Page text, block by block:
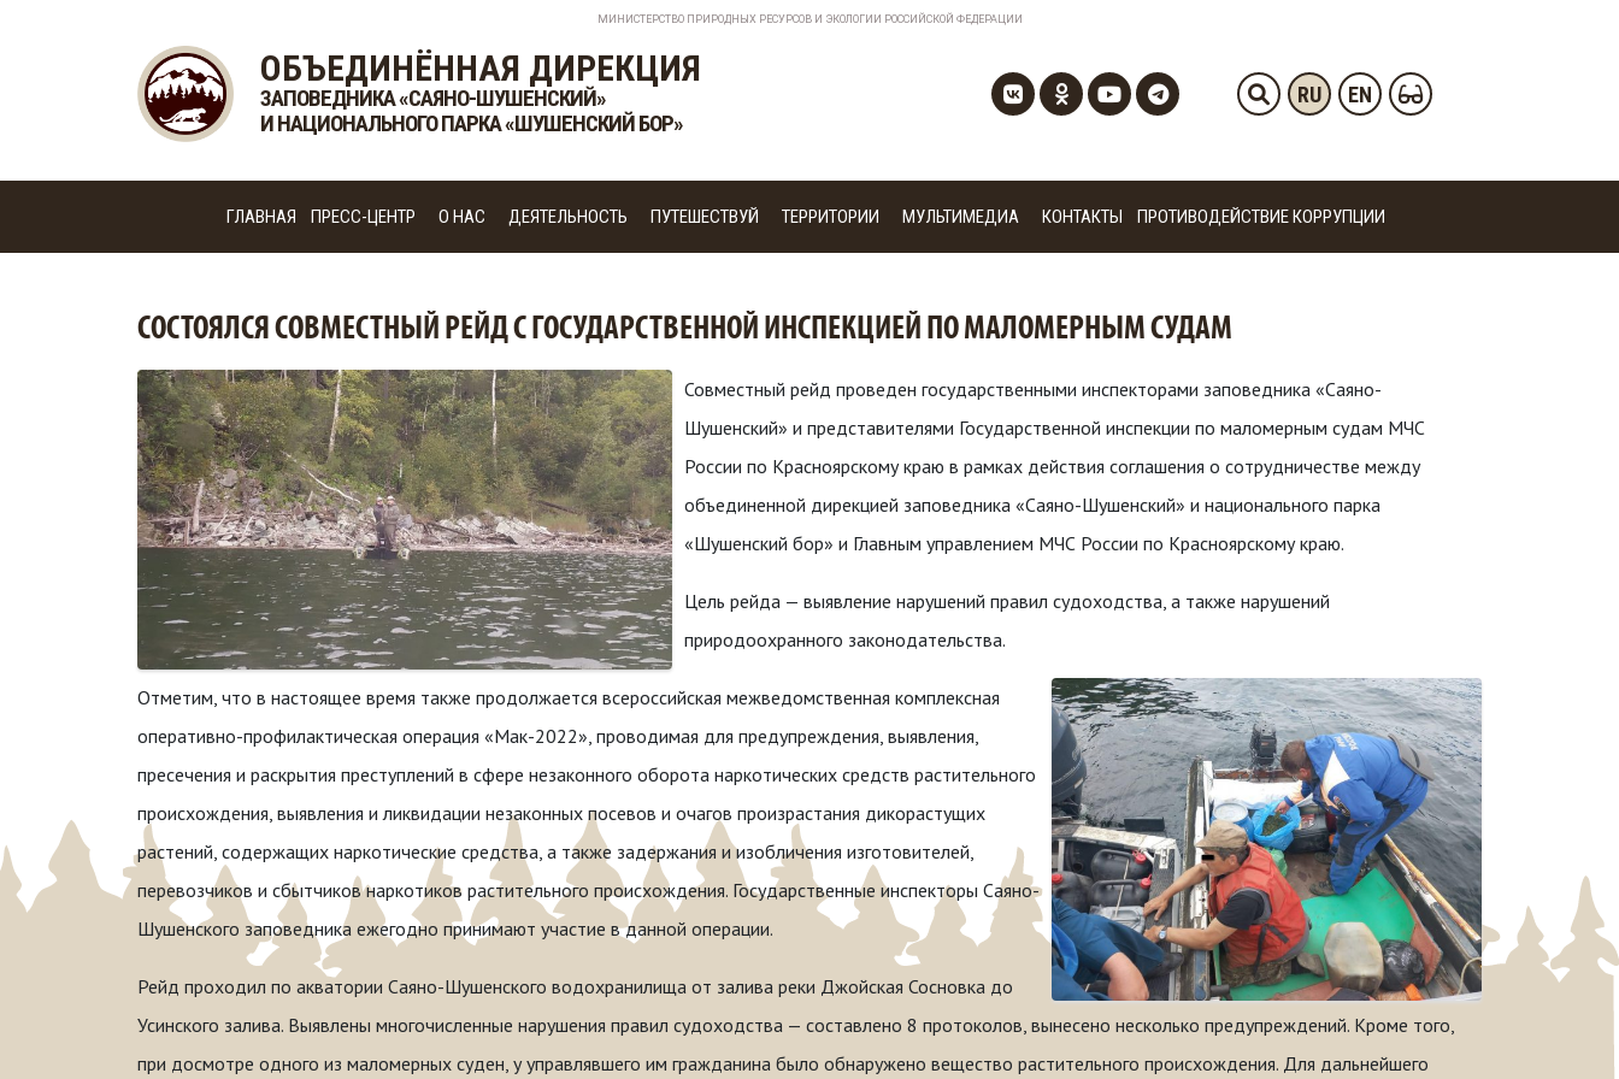
МИНИСТЕРСТВО ПРИРОДНЫХ РЕСУРСОВ И ЭКОЛОГИИ РОССИЙСКОЙ ФЕДЕРАЦИИ
ОБЪЕДИНЁННАЯ ДИРЕКЦИЯ
ЗАПОВЕДНИКА «САЯНО-ШУШЕНСКИЙ»
И НАЦИОНАЛЬНОГО ПАРКА «ШУШЕНСКИЙ БОР»
RU EN
ГЛАВНАЯ ПРЕСС-ЦЕНТР О НАС ДЕЯТЕЛЬНОСТЬ ПУТЕШЕСТВУЙ ТЕРРИТОРИИ МУЛЬТИМЕДИА КОНТАКТЫ ПРОТИВОДЕЙСТВИЕ КОРРУПЦИИ
СОСТОЯЛСЯ СОВМЕСТНЫЙ РЕЙД С ГОСУДАРСТВЕННОЙ ИНСПЕКЦИЕЙ ПО МАЛОМЕРНЫМ СУДАМ
Совместный рейд проведен государственными инспекторами заповедника «Саяно-
Шушенский» и представителями Государственной инспекции по маломерным судам МЧС
России по Красноярскому краю в рамках действия соглашения о сотрудничестве между
объединенной дирекцией заповедника «Саяно-Шушенский» и национального парка
«Шушенский бор» и Главным управлением МЧС России по Красноярскому краю.
Цель рейда — выявление нарушений правил судоходства, а также нарушений
природоохранного законодательства.
Отметим, что в настоящее время также продолжается всероссийская межведомственная комплексная
оперативно-профилактическая операция «Мак-2022», проводимая для предупреждения, выявления,
пресечения и раскрытия преступлений в сфере незаконного оборота наркотических средств растительного
происхождения, выявления и ликвидации незаконных посевов и очагов произрастания дикорастущих
растений, содержащих наркотические средства, а также задержания и изобличения изготовителей,
перевозчиков и сбытчиков наркотиков растительного происхождения. Государственные инспекторы Саяно-
Шушенского заповедника ежегодно принимают участие в данной операции.
Рейд проходил по акватории Саяно-Шушенского водохранилища от залива реки Джойская Сосновка до
Усинского залива. Выявлены многочисленные нарушения правил судоходства — составлено 8 протоколов, вынесено несколько предупреждений. Кроме того,
при досмотре одного из маломерных суден, у управлявшего им гражданина было обнаружено вещество растительного происхождения. Для дальнейшего